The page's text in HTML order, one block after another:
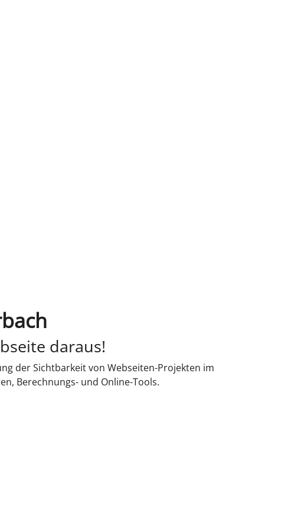
daraus!
der Sichtbarkeit von Webseiten-Projekten im
Berechnungs- und Online-Tools.